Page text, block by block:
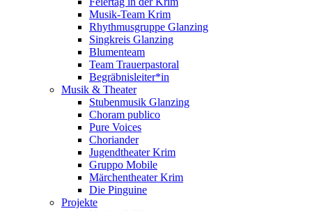
Musik-Team Krim
Rhythmusgruppe Glanzing
Singkreis Glanzing
Blumenteam
Team Trauerpastoral
Begräbnisleiter*in
Musik & Theater
Stubenmusik Glanzing
Choram publico
Pure Voices
Choriander
Jugendtheater Krim
Gruppo Mobile
Märchentheater Krim
Die Pinguine
Projekte